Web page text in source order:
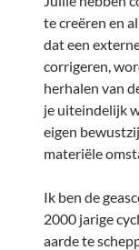
te creëren en
dat een
corrigeren,
herhalen van
je uiteindelijk
eigen
materiële
Ik ben de
2000 jarige
aarde te